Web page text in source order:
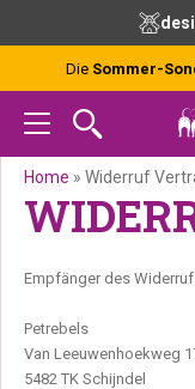
content
Die Sommer-
Home » Widerruf
Empfänger des
Petrebels
Van Leeuwenhoekweg
5482 TK Schijndel